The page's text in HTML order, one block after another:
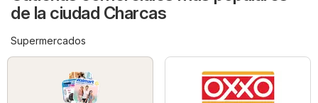
de la ciudad Charcas
Supermercados